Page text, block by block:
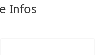
Infos